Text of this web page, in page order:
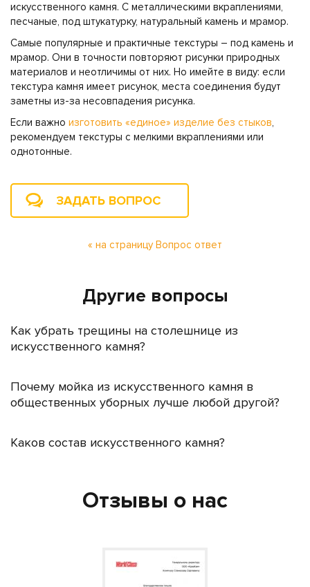
искусственного камня. С металлическими вкраплениями,
песчаные, под штукатурку, натуральный камень и мрамор.
Самые популярные и практичные текстуры – под камень и
мрамор. Они в точности повторяют рисунки природных
материалов и неотличимы от них. Но имейте в виду: если
текстура камня имеет рисунок, места соединения будут
заметны из-за несовпадения рисунка.
Если важно изготовить «единое» изделие без стыков,
рекомендуем текстуры с мелкими вкраплениями или
однотонные.
ЗАДАТЬ ВОПРОС
« на страницу Вопрос ответ
Другие вопросы
Как убрать трещины на столешнице из
искусственного камня?
Почему мойка из искусственного камня в
общественных уборных лучше любой другой?
Каков состав искусственного камня?
Отзывы о нас